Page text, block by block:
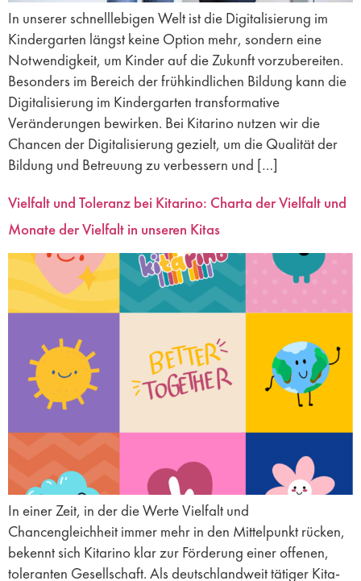
In unserer schnelllebigen Welt ist die Digitalisierung im
Kindergarten längst keine Option mehr, sondern eine
Notwendigkeit, um Kinder auf die Zukunft vorzubereiten.
Besonders im Bereich der frühkindlichen Bildung kann die
Digitalisierung im Kindergarten transformative
Veränderungen bewirken. Bei Kitarino nutzen wir die
Chancen der Digitalisierung gezielt, um die Qualität der
Bildung und Betreuung zu verbessern und […]
Vielfalt und Toleranz bei Kitarino: Charta der Vielfalt und
Monate der Vielfalt in unseren Kitas
In einer Zeit, in der die Werte Vielfalt und
Chancengleichheit immer mehr in den Mittelpunkt rücken,
bekennt sich Kitarino klar zur Förderung einer offenen,
toleranten Gesellschaft. Als deutschlandweit tätiger Kita-